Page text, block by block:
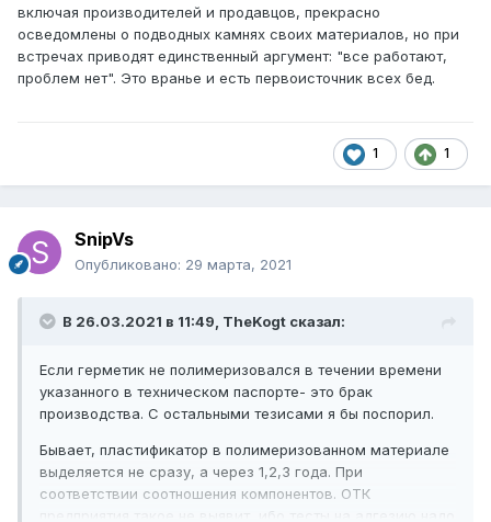
включая производителей и продавцов, прекрасно
осведомлены о подводных камнях своих материалов, но при
встречах приводят единственный аргумент: "все работают,
проблем нет". Это вранье и есть первоисточник всех бед.
1 1
SnipVs
Опубликовано: 29 марта, 2021
В 26.03.2021 в 11:49, TheKogt сказал:
Если герметик не полимеризовался в течении времени
указанного в техническом паспорте- это брак
производства. С остальными тезисами я бы поспорил.
Бывает, пластификатор в полимеризованном материале
выделяется не сразу, а через 1,2,3 года. При
соответствии соотношения компонентов. ОТК
предприятия такое не выявит, ибо тесты на адгезию надо